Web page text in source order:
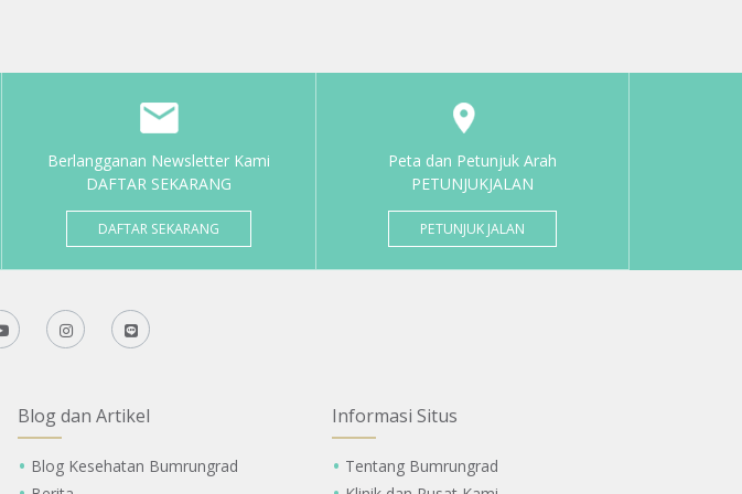
Berlangganan Newsletter Kami
DAFTAR SEKARANG
DAFTAR SEKARANG
Peta dan Petunjuk Arah
PETUNJUKJALAN
PETUNJUK JALAN
Blog dan Artikel
Blog Kesehatan Bumrungrad
Informasi Situs
Tentang Bumrungrad